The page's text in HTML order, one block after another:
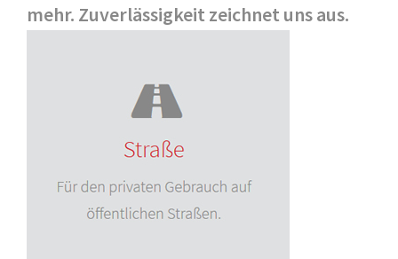
mehr. Zuverlässigkeit zeichnet uns aus.